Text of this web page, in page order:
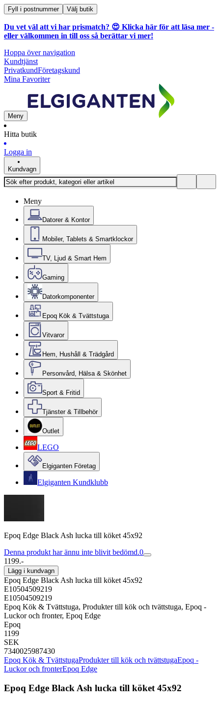
Fyll i postnummer Välj butik
Du vet väl att vi har prismatch? 😍 Klicka här för att läsa mer -
eller välkommen in till oss så berättar vi mer!
Hoppa över navigation
Kundtjänst
PrivatkundFöretagskund
Mina Favoriter
Meny
Hitta butik
Logga in
Kundvagn
Meny
Datorer & Kontor
Mobiler, Tablets & Smartklockor
TV, Ljud & Smart Hem
Gaming
Datorkomponenter
Epoq Kök & Tvättstuga
Vitvaror
Hem, Hushåll & Trädgård
Personvård, Hälsa & Skönhet
Sport & Fritid
Tjänster & Tillbehör
Outlet
LEGO
Elgiganten Företag
Elgiganten Kundklubb
Epoq Edge Black Ash lucka till köket 45x92
Denna produkt har ännu inte blivit bedömd.0
1199.-
Lägg i kundvagn
Epoq Edge Black Ash lucka till köket 45x92
E10504509219
E10504509219
Epoq Kök & Tvättstuga, Produkter till kök och tvättstuga, Epoq -
Luckor och fronter, Epoq Edge
Epoq
1199
SEK
7340025987430
Epoq Kök & TvättstugaProdukter till kök och tvättstugaEpoq -
Luckor och fronterEpoq Edge
Epoq Edge Black Ash lucka till köket 45x92